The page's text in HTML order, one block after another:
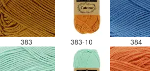
383 383-10 384